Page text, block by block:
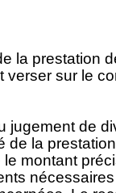
la prestation
verser sur le
jugement de
de la
montant